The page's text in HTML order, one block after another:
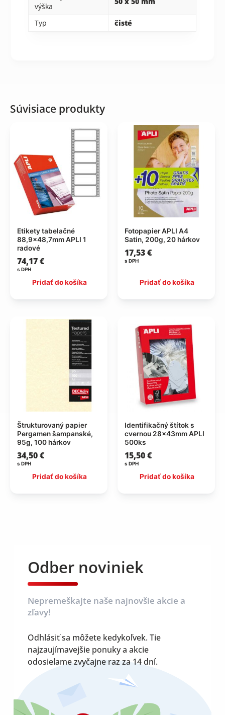
výška
Typ čisté
Súvisiace produkty
Etikety tabelačné
88,9×48,7mm APLI 1
radové
74,17€
s DPH
Pridať do košíka
Fotopapier APLI A4
Satin, 200g, 20 hárkov
17,53€
s DPH
Pridať do košíka
Štrukturovaný papier
Pergamen šampanské,
95g, 100 hárkov
34,50€
s DPH
Pridať do košíka
Identifikačný štítok s
cvernou 28x43mm APLI
500ks
15,50€
s DPH
Pridať do košíka
Odber noviniek
Nepremeškajte naše najnovšie akcie a
zľavy!
Odhlásiť sa môžete kedykoľvek. Tie
najzaujímavejšie ponuky a akcie
odosielame zvyčajne raz za 14 dní.